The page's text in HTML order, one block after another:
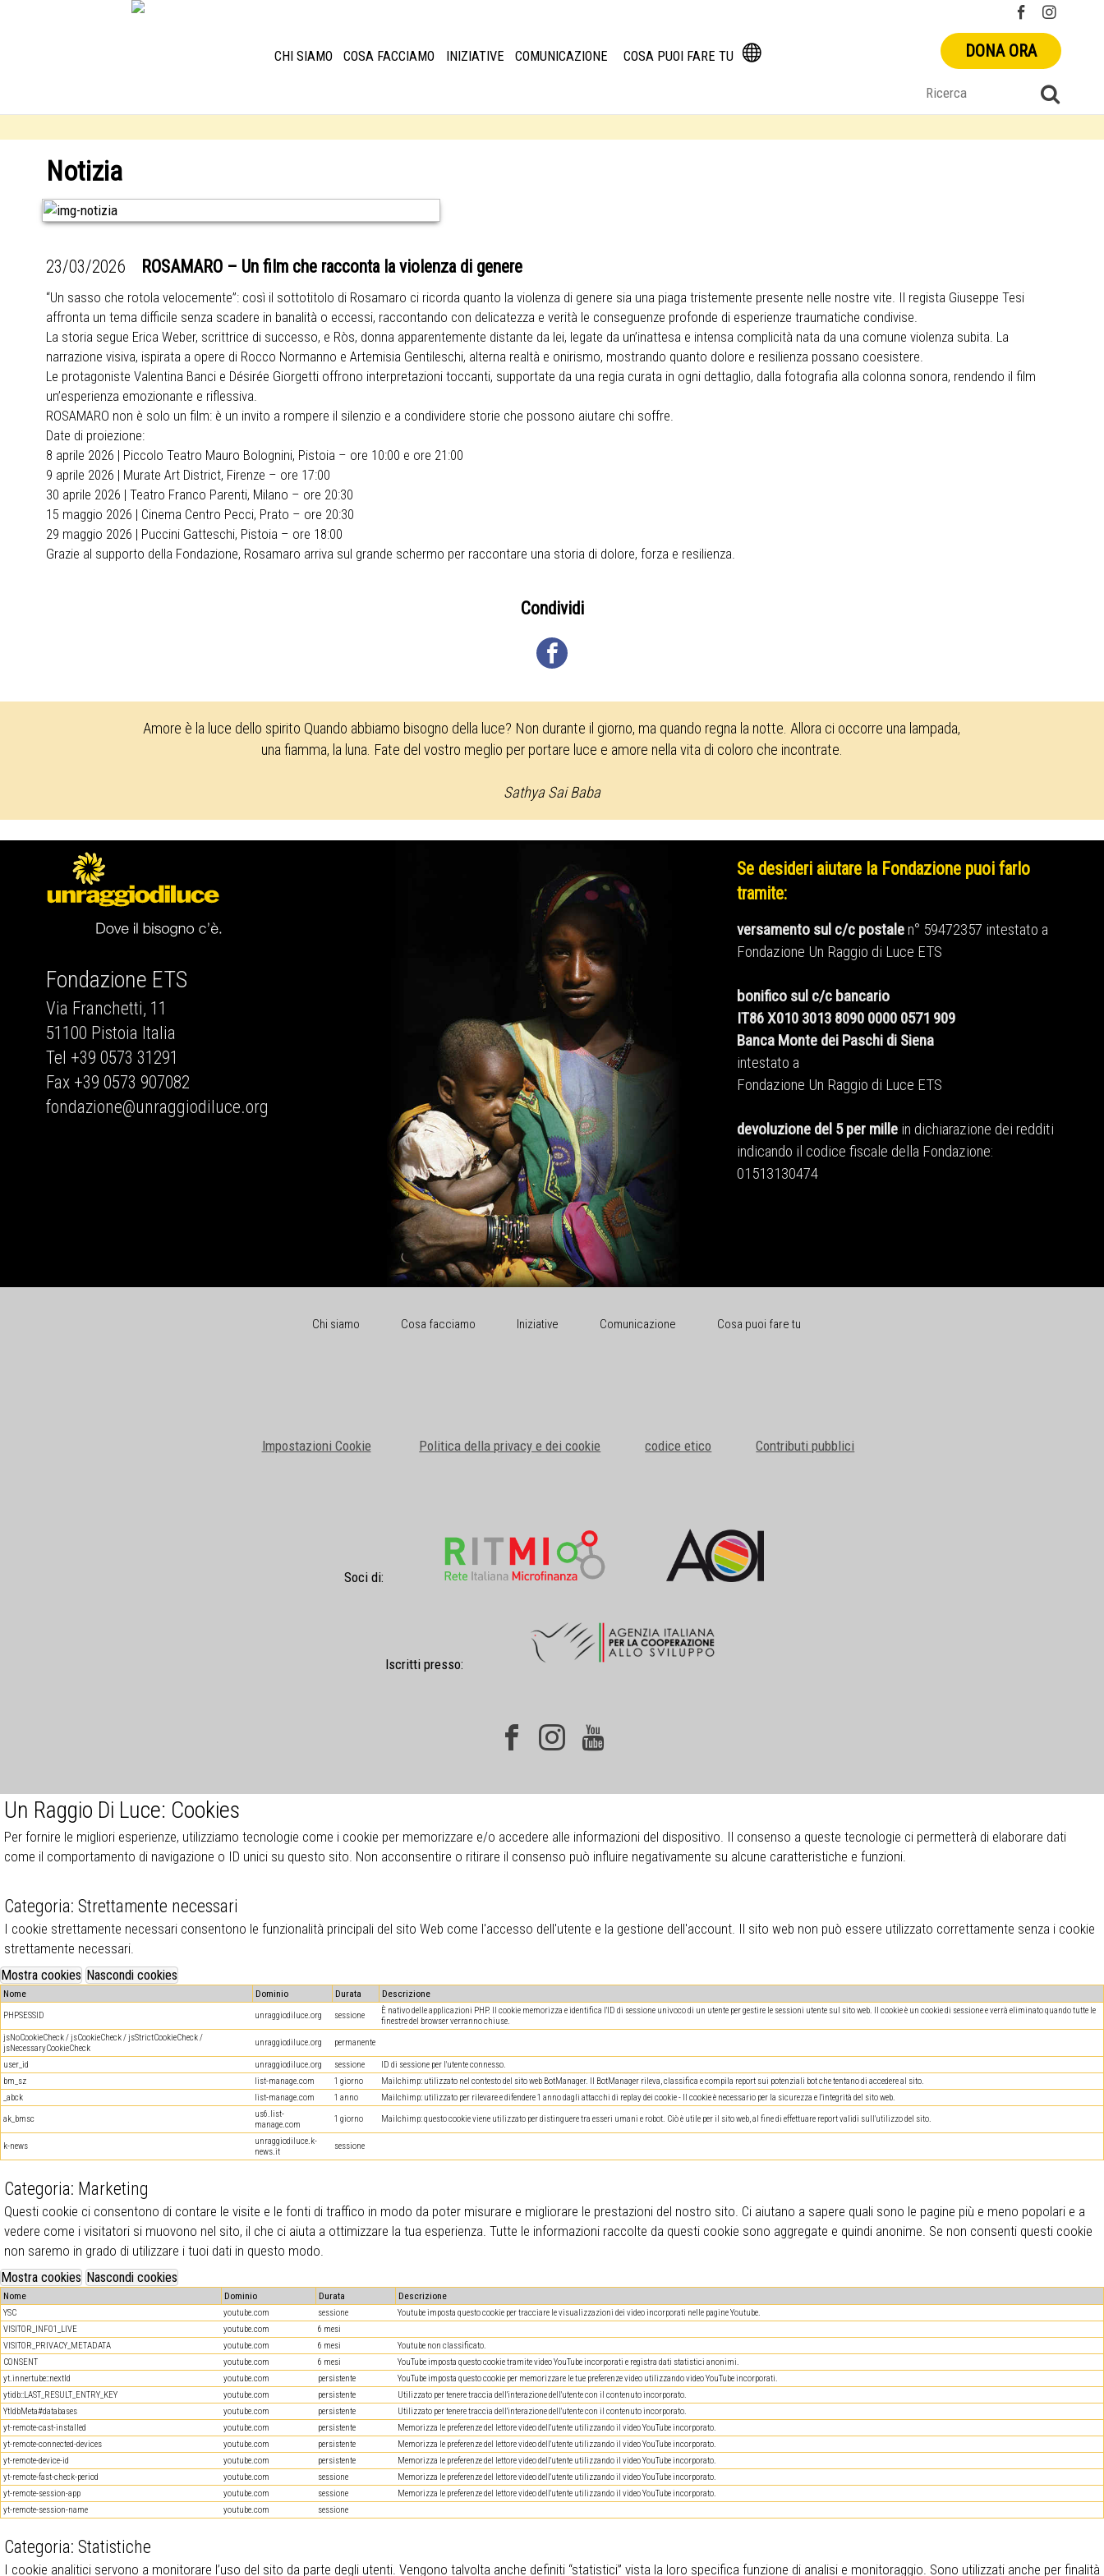
DONA ORA
CHI SIAMO COSA FACCIAMO INIZIATIVE COMUNICAZIONE COSA PUOI FARE TU
Notizia
23/03/2026 ROSAMARO – Un film che racconta la violenza di genere
“Un sasso che rotola velocemente”: così il sottotitolo di Rosamaro ci ricorda quanto la violenza di genere sia una piaga tristemente presente nelle nostre vite. Il regista Giuseppe Tesi
affronta un tema difficile senza scadere in banalità o eccessi, raccontando con delicatezza e verità le conseguenze profonde di esperienze traumatiche condivise.
La storia segue Erica Weber, scrittrice di successo, e Ròs, donna apparentemente distante da lei, legate da un’inattesa e intensa complicità nata da una comune violenza subita. La
narrazione visiva, ispirata a opere di Rocco Normanno e Artemisia Gentileschi, alterna realtà e onirismo, mostrando quanto dolore e resilienza possano coesistere.
Le protagoniste Valentina Banci e Désirée Giorgetti offrono interpretazioni toccanti, supportate da una regia curata in ogni dettaglio, dalla fotografia alla colonna sonora, rendendo il film
un’esperienza emozionante e riflessiva.
ROSAMARO non è solo un film: è un invito a rompere il silenzio e a condividere storie che possono aiutare chi soffre.
Date di proiezione:
8 aprile 2026 | Piccolo Teatro Mauro Bolognini, Pistoia – ore 10:00 e ore 21:00
9 aprile 2026 | Murate Art District, Firenze – ore 17:00
30 aprile 2026 | Teatro Franco Parenti, Milano – ore 20:30
15 maggio 2026 | Cinema Centro Pecci, Prato – ore 20:30
29 maggio 2026 | Puccini Gatteschi, Pistoia – ore 18:00
Grazie al supporto della Fondazione, Rosamaro arriva sul grande schermo per raccontare una storia di dolore, forza e resilienza.
Condividi
Amore è la luce dello spirito Quando abbiamo bisogno della luce? Non durante il giorno, ma quando regna la notte. Allora ci occorre una lampada,
una fiamma, la luna. Fate del vostro meglio per portare luce e amore nella vita di coloro che incontrate.
Sathya Sai Baba
Fondazione ETS
Via Franchetti, 11
51100 Pistoia Italia
Tel +39 0573 31291
Fax +39 0573 907082
fondazione@unraggiodiluce.org
Se desideri aiutare la Fondazione puoi farlo
tramite:
versamento sul c/c postalen° 59472357 intestato a
Fondazione Un Raggio di Luce ETS
bonifico sul c/c bancario
IT86 X010 3013 8090 0000 0571 909
Banca Monte dei Paschi di Siena
intestato a
Fondazione Un Raggio di Luce ETS
devoluzione del 5 per millein dichiarazione dei redditi
indicando il codice fiscale della Fondazione:
01513130474
Chi siamo Cosa facciamo Iniziative Comunicazione Cosa puoi fare tu
Impostazioni Cookie Politica della privacy e dei cookie codice etico Contributi pubblici
Soci di:
Iscritti presso:
Un Raggio Di Luce: Cookies
Per fornire le migliori esperienze, utilizziamo tecnologie come i cookie per memorizzare e/o accedere alle informazioni del dispositivo. Il consenso a queste tecnologie ci permetterà di elaborare dati
come il comportamento di navigazione o ID unici su questo sito. Non acconsentire o ritirare il consenso può influire negativamente su alcune caratteristiche e funzioni.
Categoria: Strettamente necessari
I cookie strettamente necessari consentono le funzionalità principali del sito Web come l'accesso dell'utente e la gestione dell'account. Il sito web non può essere utilizzato correttamente senza i cookie
strettamente necessari.
Nome Dominio Durata Descrizione
PHPSESSID unraggiodiluce.org sessione
È nativo delle applicazioni PHP. Il cookie memorizza e identifica l'ID di sessione univoco di un utente per gestire le sessioni utente sul sito web. Il cookie è un cookie di sessione e verrà eliminato quando tutte le
finestre del browser verranno chiuse.
jsNoCookieCheck / jsCookieCheck / jsStrictCookieCheck /
jsNecessaryCookieCheck
unraggiodiluce.org permanente
user_id unraggiodiluce.org sessione
ID di sessione per l'utente connesso.
bm_sz
list-manage.com 1 giorno
Mailchimp: utilizzato nel contesto del sito web BotManager. Il BotManager rileva, classifica e compila report sui potenziali bot che tentano di accedere al sito.
_abck
list-manage.com 1 anno
Mailchimp: utilizzato per rilevare e difendere 1 anno dagli attacchi di replay dei cookie - Il cookie è necessario per la sicurezza e l'integrità del sito web.
ak_bmsc
us6.list-
manage.com
1 giorno Mailchimp: questo cookie viene utilizzato per distinguere tra esseri umani e robot. Ciò è utile per il sito web, al fine di effettuare report validi sull'utilizzo del sito.
k-news
unraggiodiluce.k-
news.it
sessione
Categoria: Marketing
Questi cookie ci consentono di contare le visite e le fonti di traffico in modo da poter misurare e migliorare le prestazioni del nostro sito. Ci aiutano a sapere quali sono le pagine più e meno popolari e a
vedere come i visitatori si muovono nel sito, il che ci aiuta a ottimizzare la tua esperienza. Tutte le informazioni raccolte da questi cookie sono aggregate e quindi anonime. Se non consenti questi cookie
non saremo in grado di utilizzare i tuoi dati in questo modo.
Nome Dominio Durata Descrizione
YSC youtube.com sessione
Youtube imposta questo cookie per tracciare le visualizzazioni dei video incorporati nelle pagine Youtube.
VISITOR_INFO1_LIVE
youtube.com
6 mesi
VISITOR_PRIVACY_METADATA
youtube.com 6 mesi
Youtube non classificato.
CONSENT
youtube.com 6 mesi
YouTube imposta questo cookie tramite video YouTube incorporati e registra dati statistici anonimi.
yt.innertube::nextId
youtube.com persistente
YouTube imposta questo cookie per memorizzare le tue preferenze video utilizzando video YouTube incorporati.
ytidb::LAST_RESULT_ENTRY_KEY
youtube.com persistente
Utilizzato per tenere traccia dell'interazione dell'utente con il contenuto incorporato.
YtIdbMeta#databases
youtube.com persistente
Utilizzato per tenere traccia dell'interazione dell'utente con il contenuto incorporato.
yt-remote-cast-installed
youtube.com persistente
Memorizza le preferenze del lettore video dell'utente utilizzando il video YouTube incorporato.
yt-remote-connected-devices
youtube.com persistente
Memorizza le preferenze del lettore video dell'utente utilizzando il video YouTube incorporato.
yt-remote-device-id
youtube.com persistente
Memorizza le preferenze del lettore video dell'utente utilizzando il video YouTube incorporato.
yt-remote-fast-check-period
youtube.com sessione
Memorizza le preferenze del lettore video dell'utente utilizzando il video YouTube incorporato.
yt-remote-session-app
youtube.com sessione
Memorizza le preferenze del lettore video dell'utente utilizzando il video YouTube incorporato.
yt-remote-session-name
youtube.com sessione
Categoria: Statistiche
I cookie analitici servono a monitorare l’uso del sito da parte degli utenti. Vengono talvolta anche definiti “statistici” vista la loro specifica funzione di analisi e monitoraggio. Sono utilizzati anche per finalità